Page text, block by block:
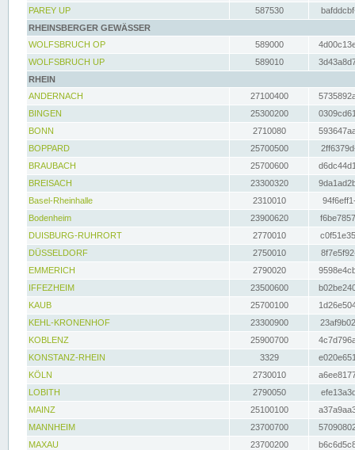
PAREY UP
587530
RHEINSBERGER GEWÄSSER
WOLFSBRUCH OP
589000
WOLFSBRUCH UP
589010
RHEIN
ANDERNACH
27100400
BINGEN
25300200
BONN
2710080
BOPPARD
25700500
BRAUBACH
25700600
BREISACH
23300320
Basel-Rheinhalle
2310010
Bodenheim
23900620
DUISBURG-RUHRORT
2770010
DÜSSELDORF
2750010
EMMERICH
2790020
IFFEZHEIM
23500600
KAUB
25700100
KEHL-KRONENHOF
23300900
KOBLENZ
25900700
KONSTANZ-RHEIN
3329
KÖLN
2730010
LOBITH
2790050
MAINZ
25100100
MANNHEIM
23700700
MAXAU
23700200